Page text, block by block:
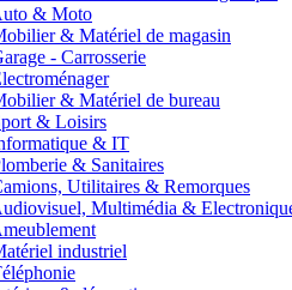
& Moto
& Matériel de magasin
- Carrosserie
& Matériel de bureau
& Loisirs
& IT
& Sanitaires
Utilitaires & Remorques
Multimédia &
industriel